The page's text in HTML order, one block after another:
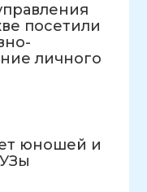
посетили
личного
юношей и